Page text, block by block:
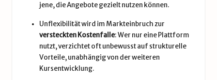
jene, die Angebote gezielt nutzen können.
Unflexibilität wird im Markteinbruch zur
versteckten Kostenfalle: Wer nur eine Plattform
nutzt, verzichtet oft unbewusst auf strukturelle
Vorteile, unabhängig von der weiteren
Kursentwicklung.